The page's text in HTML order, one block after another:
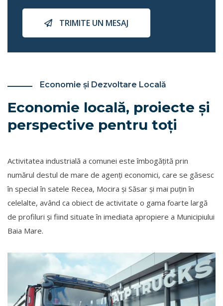
TRIMITE UN MESAJ
Economie și Dezvoltare Locală
Economie locală, proiecte și
perspective pentru toți
Activitatea industrială a comunei este îmbogățită prin
numărul destul de mare de agenți economici, care se găsesc
în special în satele Recea, Mocira şi Săsar şi mai puțin în
celelalte, având ca obiect de activitate o gama foarte largă
de profiluri și fiind situate în imediata apropiere a Municipiului
Baia Mare.